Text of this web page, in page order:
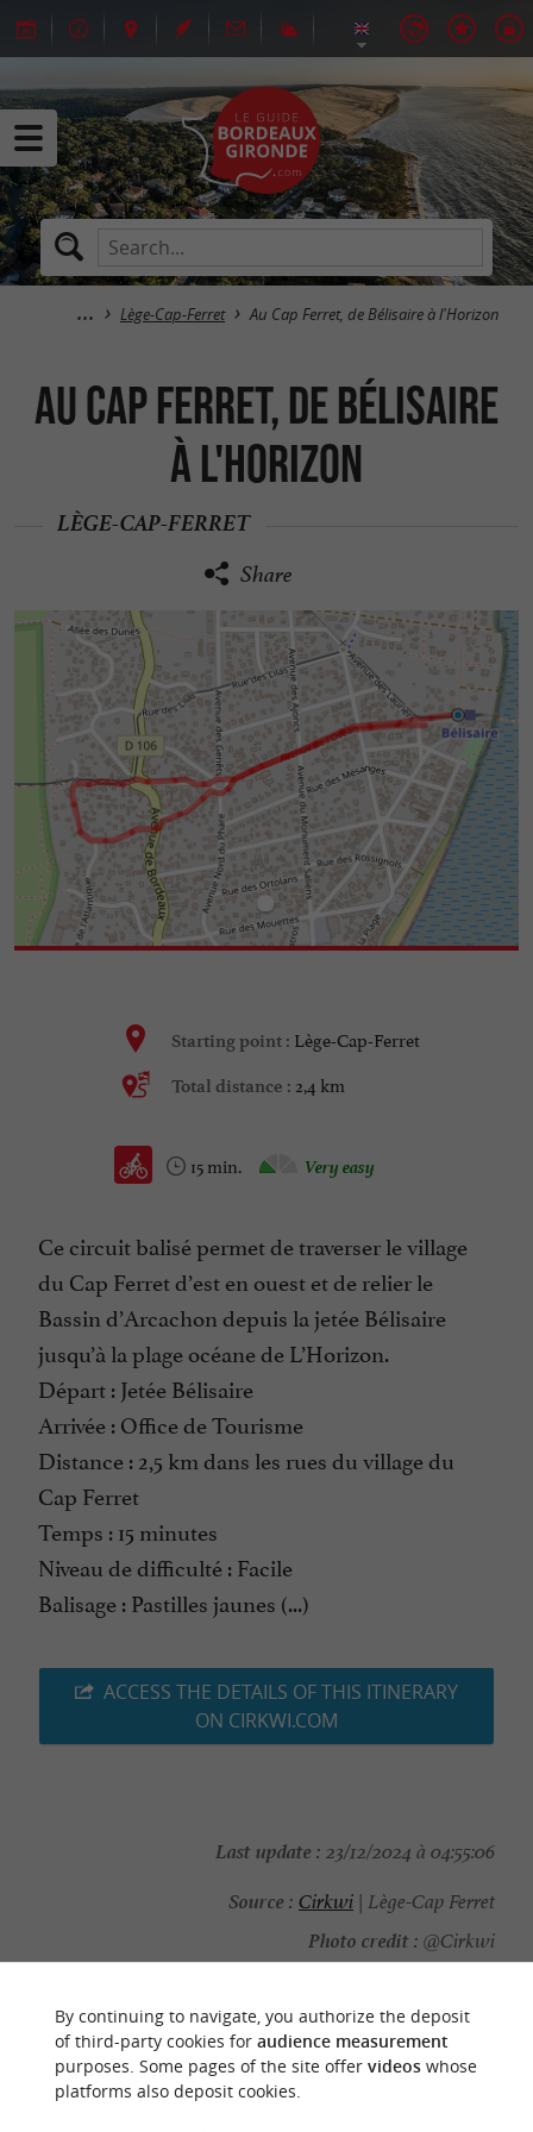
Lège-Cap-Ferret Au Cap Ferret, de Bélisaire à l'Horizon
Au Cap Ferret, de Bélisaire
à l'Horizon
LÈGE-CAP-FERRET
Share
Starting point : Lège-Cap-Ferret
Total distance : 2,4 km
15 min. Very easy
Ce circuit balisé permet de traverser le village
du Cap Ferret d’est en ouest et de relier le
Bassin d’Arcachon depuis la jetée Bélisaire
jusqu’à la plage océane de L’Horizon.
Départ : Jetée Bélisaire
Arrivée : Office de Tourisme
Distance : 2,5 km dans les rues du village du
Cap Ferret
Temps : 15 minutes
Niveau de difficulté : Facile
Balisage : Pastilles jaunes (...)
ACCESS THE DETAILS OF THIS ITINERARY
ON CIRKWI.COM
Last update : 23/12/2024 à 04:55:06
Source : Cirkwi | Lège-Cap Ferret
Photo credit : @Cirkwi
YOU WILL LIKEALSO
By continuing to navigate, you authorize the deposit
of third-party cookies for audience measurement
purposes. Some pages of the site offer videoswhose
platforms also deposit cookies.